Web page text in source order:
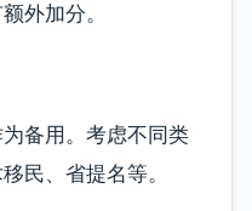
外加分。
备用。考虑不同类
民、省提名等。